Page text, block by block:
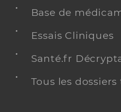
Base de
Essais Cliniques
Santé.fr
Tous les